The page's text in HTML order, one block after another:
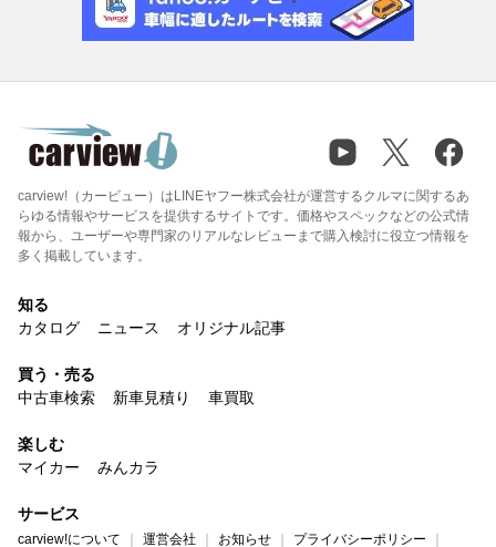
carview!（カービュー）はLINEヤフー株式会社が運営するクルマに関するあ
らゆる情報やサービスを提供するサイトです。価格やスペックなどの公式情
報から、ユーザーや専門家のリアルなレビューまで購入検討に役立つ情報を
多く掲載しています。
知る
カタログ
ニュース オリジナル記事
買う・売る
中古車検索
新車見積り 車買取
楽しむ
マイカー
みんカラ
サービス
carview!について 運営会社 お知らせ プライバシーポリシー